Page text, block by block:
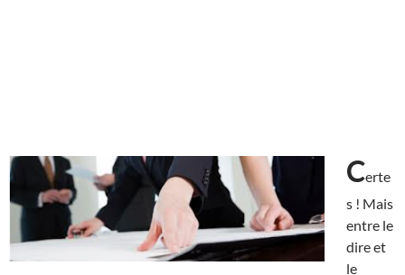
Certe
s ! Mais
entre le
dire et
le